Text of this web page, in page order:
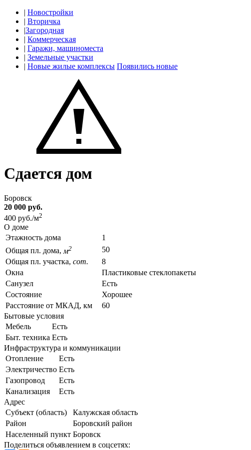
| Новостройки
| Вторичка
|Загородная
| Коммерческая
| Гаражи, машиноместа
| Земельные участки
| Новые жилые комплексы Появились новые
Сдается дом
Боровск
20 000 руб.
400 руб./м2
О доме
Этажность дома
1
Общая пл. дома, м2
50
Общая пл. участка, сот.
8
Окна
Пластиковые стеклопакеты
Санузел
Есть
Состояние
Хорошее
Расстояние от МКАД, км
60
Бытовые условия
Мебель
Есть
Быт. техника Есть
Инфраструктура и коммуникации
Отопление
Есть
Электричество Есть
Газопровод
Есть
Канализация
Есть
Адрес
Субъект (область)
Калужская область
Район
Боровский район
Населенный пункт Боровск
Поделиться объявлением в соцсетях: